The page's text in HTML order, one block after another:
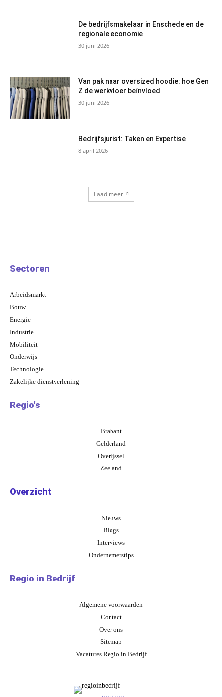
De bedrijfsmakelaar in Enschede en de
regionale economie
30 juni 2026
Van pak naar oversized hoodie: hoe Gen
Z de werkvloer beïnvloed
30 juni 2026
Bedrijfsjurist: Taken en Expertise
8 april 2026
Laad meer
Sectoren
Arbeidsmarkt
Bouw
Energie
Industrie
Mobiliteit
Onderwijs
Technologie
Zakelijke dienstverlening
Regio's
Brabant
Gelderland
Overijssel
Zeeland
Overzicht
Nieuws
Blogs
Interviews
Ondernemerstips
Regio in Bedrijf
Algemene voorwaarden
Contact
Over ons
Sitemap
Vacatures Regio in Bedrijf